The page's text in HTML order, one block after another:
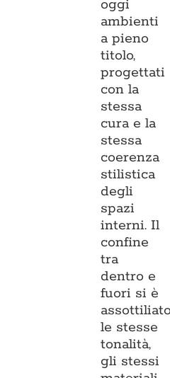
oggi
ambienti
a pieno
titolo,
progettati
con la
stessa
cura e la
stessa
coerenza
stilistica
degli
spazi
interni. Il
confine
tra
dentro e
fuori si è
le stesse
tonalità,
gli stessi